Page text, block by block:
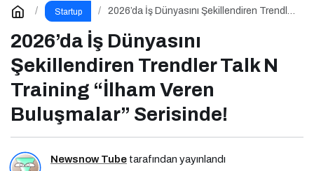
Startup
2026’da İş Dünyasını Şekillendiren Trendler
Serisinde!
2026’da İş Dünyasını
Şekillendiren Trendler Talk N
Training “İlham Veren
Buluşmalar” Serisinde!
Newsnow Tube tarafından yayınlandı